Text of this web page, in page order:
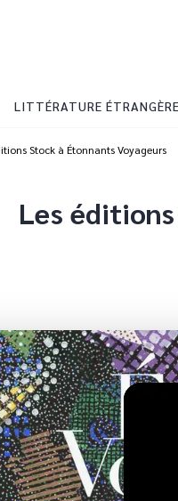
LITTÉRATURE ÉTRANGÈRE
Stock à Étonnants Voyageurs
Les